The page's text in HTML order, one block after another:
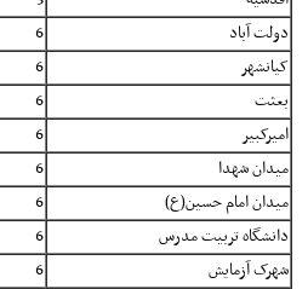
دولت آباد
6
کیانشهر
6
بعثت
6
امیرکبیر
6
میدان شهدا
6
میدان امام حسین(ع)
6
دانشگاه تربیت مدرس
6
شهرک آزمایش
6